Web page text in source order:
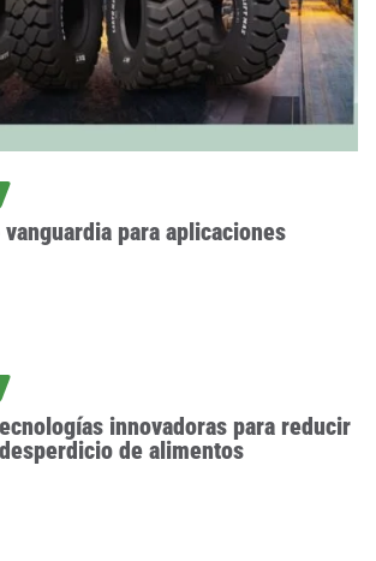
para aplicaciones
innovadoras para reducir
de alimentos